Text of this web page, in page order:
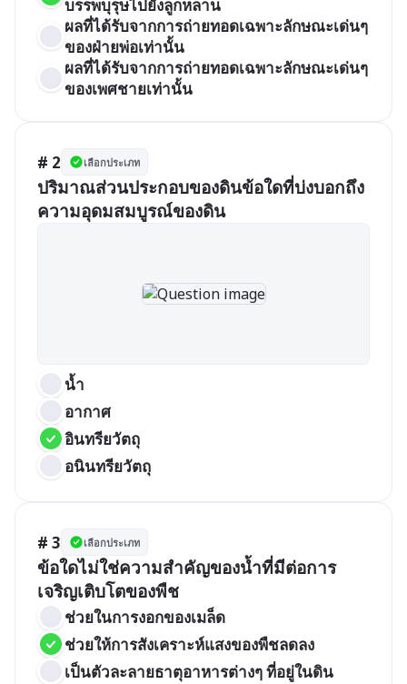
บรรพบุรุษไปยังลูกหลาน
ผลที่ได้รับจากการถ่ายทอดเฉพาะลักษณะเด่นๆ
ของฝ่ายพ่อเท่านั้น
ผลที่ได้รับจากการถ่ายทอดเฉพาะลักษณะเด่นๆ
ของเพศชายเท่านั้น
# 2 เลือกประเภท
ปริมาณส่วนประกอบของดินข้อใดที่บ่งบอกถึง
ความอุดมสมบูรณ์ของดิน
น้ำ
อากาศ
อินทรียวัตถุ
อนินทรียวัตถุ
# 3 เลือกประเภท
ข้อใดไม่ใช่ความสำคัญของน้ำที่มีต่อการ
เจริญเติบโตของพืช
ช่วยในการงอกของเมล็ด
ช่วยให้การสังเคราะห์แสงของพืชลดลง
เป็นตัวละลายธาตุอาหารต่างๆ ที่อยู่ในดิน